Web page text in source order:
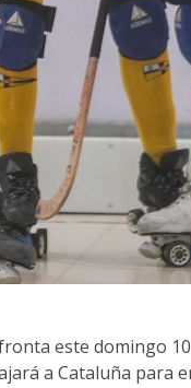
este domingo
a Cataluña para